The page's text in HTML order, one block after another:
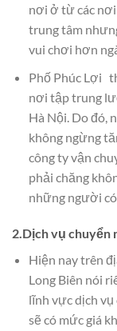
nơi ở từ các nơi
trung tâm
vui chơi hơn
Phố Phúc Lợi
nơi tập trung
Hà Nội. Do đó,
không ngừng
công ty vận
phải chăng
những người
2.Dịch vụ chuyển
Hiện nay trên
Long Biên nói
lĩnh vực dịch vụ
sẽ có mức giá